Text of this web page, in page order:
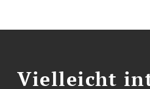
Vielleicht